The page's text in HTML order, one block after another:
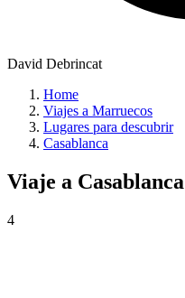
David Debrincat
Home
Viajes a Marruecos
Lugares para descubrir
Casablanca
Viaje a Casablanca
4